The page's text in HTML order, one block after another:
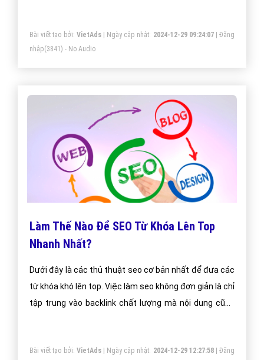
Bài viết tạo bởi: VietAds| Ngày cập nhật: 2024-12-29 09:24:07|Đăng
nhập(3841) - No Audio
Làm Thế Nào Để SEO Từ Khóa Lên Top
Nhanh Nhất?
Dưới đây là các thủ thuật seo cơ bản nhất để đưa các
từ khóa khó lên top. Việc làm seo không đơn giản là chỉ
tập trung vào backlink chất lượng mà nội dung cũng
Bài viết tạo bởi: VietAds| Ngày cập nhật: 2024-12-29 12:27:58|Đăng